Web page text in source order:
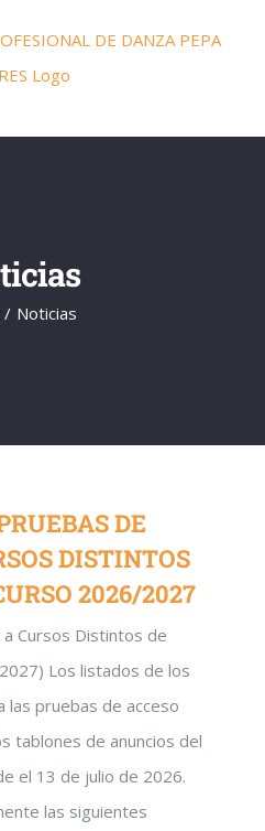
Noticias
DE
DISTINTOS
2026/2027
Cursos Distintos de
Los listados de los
las pruebas de acceso
tablones de anuncios del
el 13 de julio de 2026.
las siguientes